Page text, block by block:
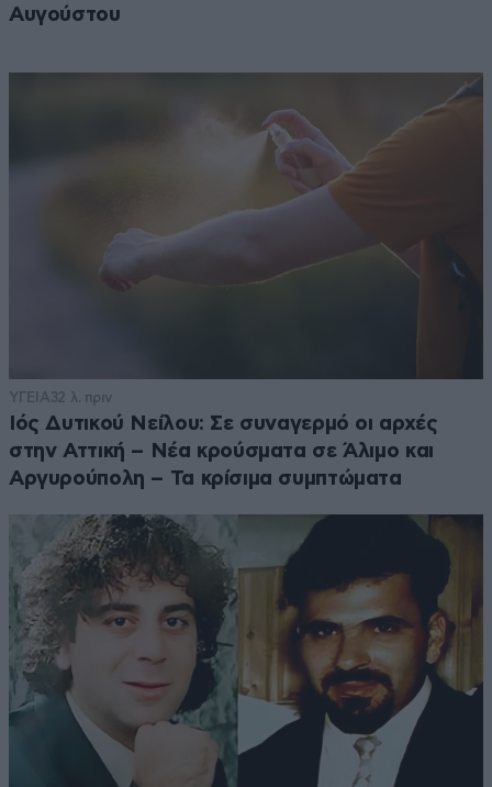
Αυγούστου
ΥΓΕΙΑ32 λ. πριν
Ιός Δυτικού Νείλου: Σε συναγερμό οι αρχές
στην Αττική – Νέα κρούσματα σε Άλιμο και
Αργυρούπολη – Τα κρίσιμα συμπτώματα